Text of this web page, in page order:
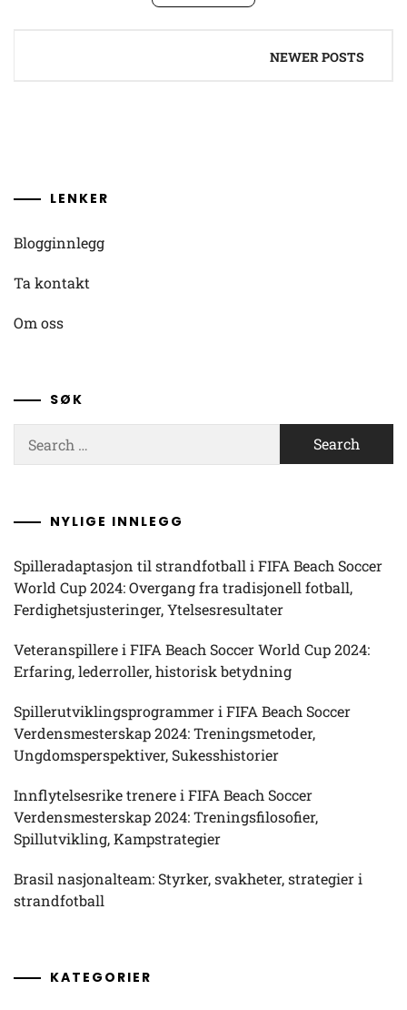
NEWER POSTS
LENKER
Blogginnlegg
Ta kontakt
Om oss
SØK
for:
NYLIGE INNLEGG
Spilleradaptasjon til strandfotball i FIFA Beach Soccer
World Cup 2024: Overgang fra tradisjonell fotball,
Ferdighetsjusteringer, Ytelsesresultater
Veteranspillere i FIFA Beach Soccer World Cup 2024:
Erfaring, lederroller, historisk betydning
Spillerutviklingsprogrammer i FIFA Beach Soccer
Verdensmesterskap 2024: Treningsmetoder,
Ungdomsperspektiver, Sukesshistorier
Innflytelsesrike trenere i FIFA Beach Soccer
Verdensmesterskap 2024: Treningsfilosofier,
Spillutvikling, Kampstrategier
Brasil nasjonalteam: Styrker, svakheter, strategier i
strandfotball
KATEGORIER